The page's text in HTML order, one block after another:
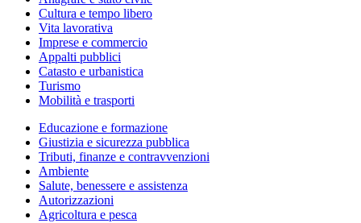
Cultura e tempo libero
Vita lavorativa
Imprese e commercio
Appalti pubblici
Catasto e urbanistica
Turismo
Mobilità e trasporti
Educazione e formazione
Giustizia e sicurezza pubblica
Tributi, finanze e contravvenzioni
Ambiente
Salute, benessere e assistenza
Autorizzazioni
Agricoltura e pesca